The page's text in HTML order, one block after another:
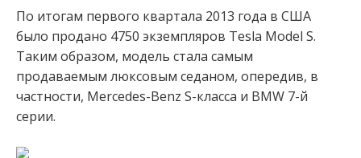
По итогам первого квартала 2013 года в США
было продано 4750 экземпляров Tesla Model S.
Таким образом, модель стала самым
продаваемым люксовым седаном, опередив, в
частности, Mercedes-Benz S-класса и BMW 7-й
серии.